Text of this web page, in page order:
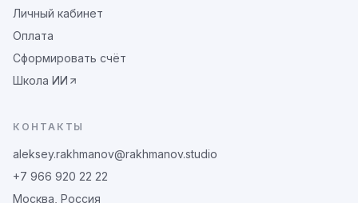
Личный кабинет
Оплата
Сформировать счёт
Школа ИИ
КОНТАКТЫ
aleksey.rakhmanov@rakhmanov.studio
+7 966 920 22 22
Москва, Россия